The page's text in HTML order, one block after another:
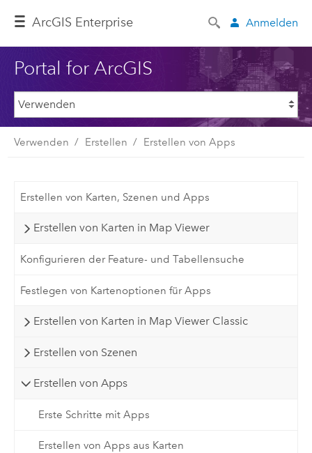
ArcGIS Enterprise Anmelden
Portal for ArcGIS
Verwenden Erstellen Erstellen von Apps
Erstellen von Karten, Szenen und Apps
Erstellen von Karten in Map Viewer
Konfigurieren der Feature- und Tabellensuche
Festlegen von Kartenoptionen für Apps
Erstellen von Karten in Map Viewer Classic
Erstellen von Szenen
Erstellen von Apps
Erste Schritte mit Apps
Erstellen von Apps aus Karten